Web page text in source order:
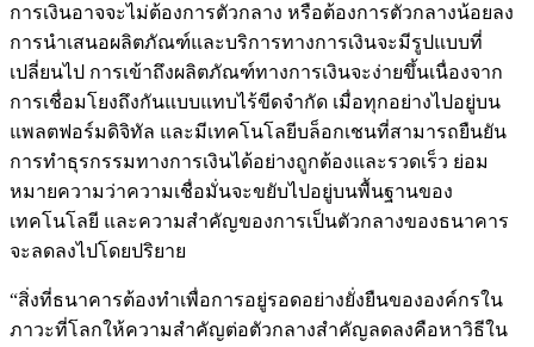
การเงินอาจจะไม่ต้องการตัวกลาง หรือต้องการตัวกลางน้อยลง
การนำเสนอผลิตภัณฑ์และบริการทางการเงินจะมีรูปแบบที่
เปลี่ยนไป การเข้าถึงผลิตภัณฑ์ทางการเงินจะง่ายขึ้นเนื่องจาก
การเชื่อมโยงถึงกันแบบแทบไร้ขีดจำกัด เมื่อทุกอย่างไปอยู่บน
แพลตฟอร์มดิจิทัล และมีเทคโนโลยีบล็อกเชนที่สามารถยืนยัน
การทำธุรกรรมทางการเงินได้อย่างถูกต้องและรวดเร็ว ย่อม
หมายความว่าความเชื่อมั่นจะขยับไปอยู่บนพื้นฐานของ
เทคโนโลยี และความสำคัญของการเป็นตัวกลางของธนาคาร
จะลดลงไปโดยปริยาย
“สิ่งที่ธนาคารต้องทำเพื่อการอยู่รอดอย่างยั่งยืนขององค์กรใน
ภาวะที่โลกให้ความสำคัญต่อตัวกลางสำคัญลดลงคือหาวิธีใน